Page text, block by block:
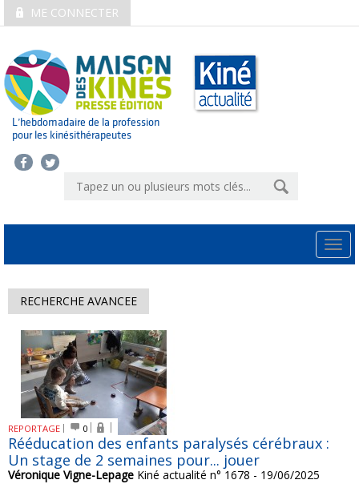
ME CONNECTER
L’hebdomadaire de la profession
pour les kinésithérapeutes
RECHERCHE AVANCEE
REPORTAGE 0
Rééducation des enfants paralysés cérébraux :
Un stage de 2 semaines pour... jouer
Véronique Vigne-Lepage Kiné actualité n° 1678 - 19/06/2025